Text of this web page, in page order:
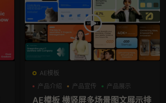
AE模板
产品介绍
产品宣传 产品展示
AE模板 横竖屏多场景图文展示排